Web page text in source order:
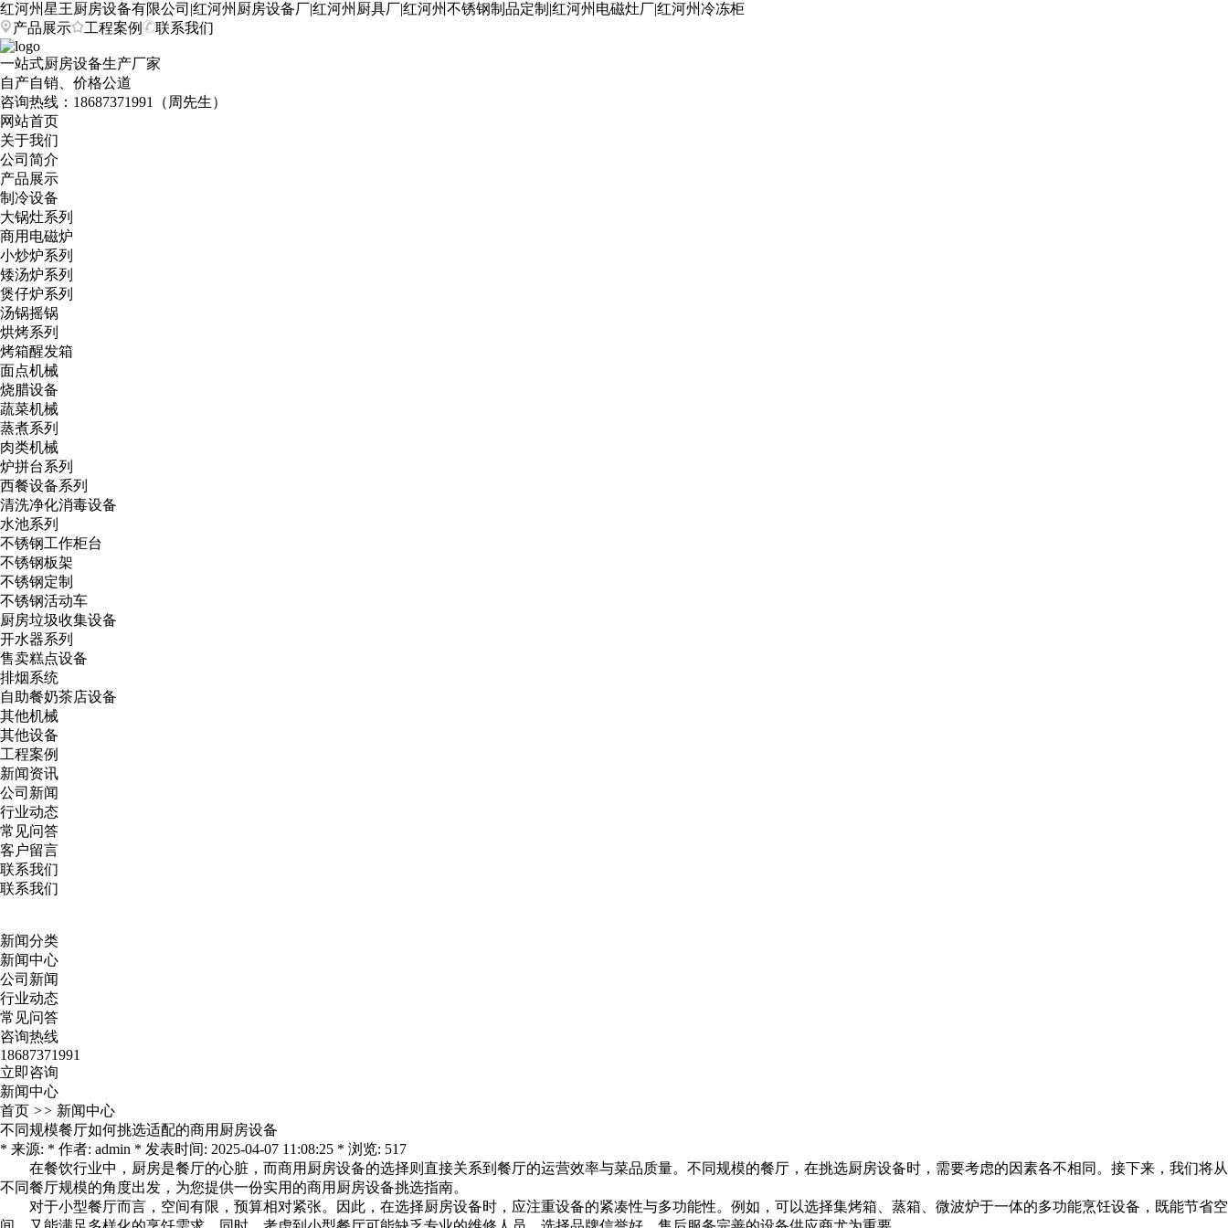
红河州星王厨房设备有限公司|红河州厨房设备厂|红河州厨具厂|红河州不锈钢制品定制|红河州电磁灶厂|红河州冷冻柜
产品展示
工程案例 联系我们
一站式厨房设备生产厂家
自产自销、价格公道
咨询热线： 18687371991（周先生）
网站首页
关于我们
公司简介
产品展示
制冷设备
大锅灶系列
商用电磁炉
小炒炉系列
矮汤炉系列
煲仔炉系列
汤锅摇锅
烘烤系列
烤箱醒发箱
面点机械
烧腊设备
蔬菜机械
蒸煮系列
肉类机械
炉拼台系列
西餐设备系列
清洗净化消毒设备
水池系列
不锈钢工作柜台
不锈钢板架
不锈钢定制
不锈钢活动车
厨房垃圾收集设备
开水器系列
售卖糕点设备
排烟系统
自助餐奶茶店设备
其他机械
其他设备
工程案例
新闻资讯
公司新闻
行业动态
常见问答
客户留言
联系我们
联系我们
新闻分类
新闻中心
公司新闻
行业动态
常见问答
咨询热线
18687371991
立即咨询
新闻中心
首页 >> 新闻中心
不同规模餐厅如何挑选适配的商用厨房设备
* 来源: * 作者: admin * 发表时间: 2025-04-07 11:08:25 * 浏览: 517
在餐饮行业中，厨房是餐厅的心脏，而商用厨房设备的选择则直接关系到餐厅的运营效率与菜品质量。不同规模的餐厅，在挑选厨房设备时，需要考虑的因素各不相同。接下来，我们将从
不同餐厅规模的角度出发，为您提供一份实用的商用厨房设备挑选指南。
对于小型餐厅而言，空间有限，预算相对紧张。因此，在选择厨房设备时，应注重设备的紧凑性与多功能性。例如，可以选择集烤箱、蒸箱、微波炉于一体的多功能烹饪设备，既能节省空